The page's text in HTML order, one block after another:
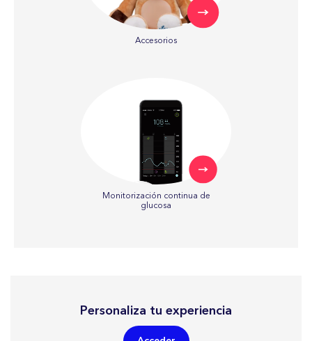
Accesorios
Monitorización continua de
glucosa
Personaliza tu experiencia